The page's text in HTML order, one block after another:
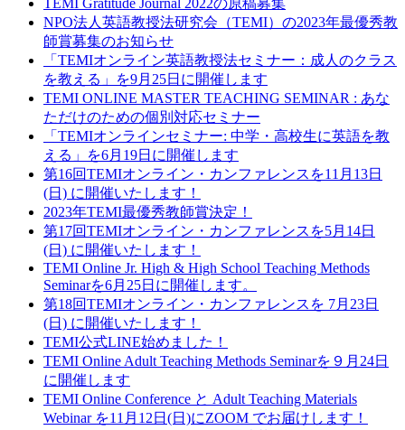
TEMI Gratitude Journal 2022の原稿募集
NPO法人英語教授法研究会（TEMI）の2023年最優秀教
師賞募集のお知らせ
「TEMIオンライン英語教授法セミナー：成人のクラス
を教える」を9月25日に開催します
TEMI ONLINE MASTER TEACHING SEMINAR : あな
ただけのための個別対応セミナー
「TEMIオンラインセミナー: 中学・高校生に英語を教
える」を6月19日に開催します
第16回TEMIオンライン・カンファレンスを11月13日
(日) に開催いたします！
2023年TEMI最優秀教師賞決定！
第17回TEMIオンライン・カンファレンスを5月14日
(日) に開催いたします！
TEMI Online Jr. High & High School Teaching Methods
Seminarを6月25日に開催します。
第18回TEMIオンライン・カンファレンスを 7月23日
(日) に開催いたします！
TEMI公式LINE始めました！
TEMI Online Adult Teaching Methods Seminarを９月24日
に開催します
TEMI Online Conference と Adult Teaching Materials
Webinar を11月12日(日)にZOOM でお届けします！